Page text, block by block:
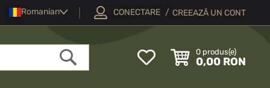
LimbaRomanian CONECTARE CREEAZĂ UN CONT
0 produs(e)
0,00 RON
Căutare